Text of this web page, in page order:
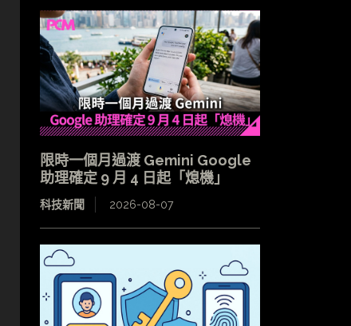
限時一個月過渡 Gemini Google
助理確定 9 月 4 日起「熄機」
科技新聞 2026-08-07